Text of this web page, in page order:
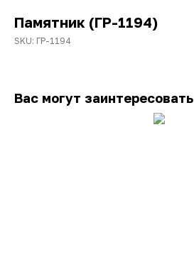
Памятник (ГР-1194)
SKU: ГР-1194
Вас могут заинтересовать